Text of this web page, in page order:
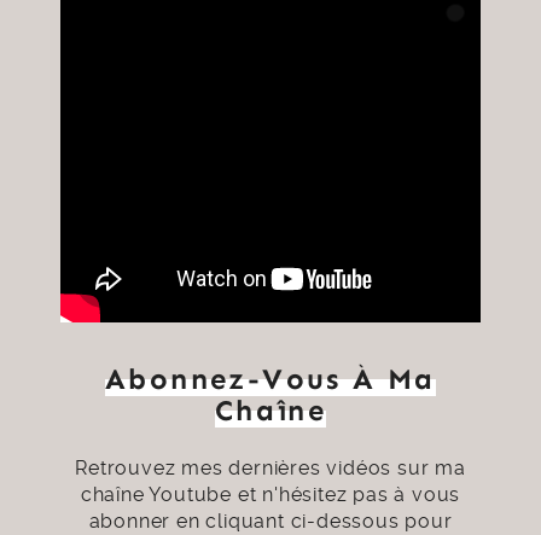
Abonnez-Vous À Ma
Chaîne
Retrouvez mes dernières vidéos sur ma
chaîne Youtube et n'hésitez pas à vous
abonner en cliquant ci-dessous pour